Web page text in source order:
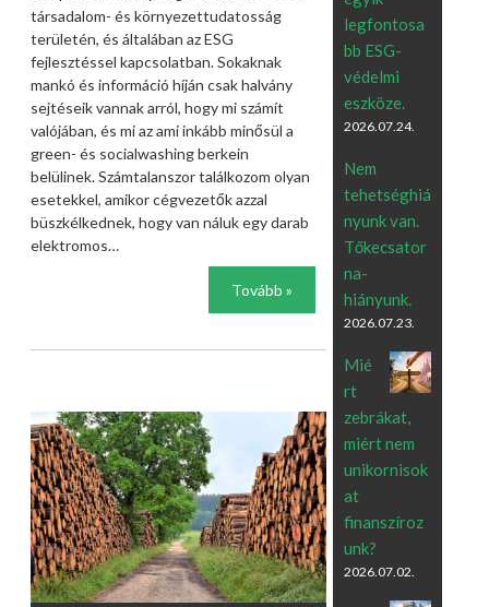
társadalom- és környezettudatosság
területén, és általában az ESG
fejlesztéssel kapcsolatban. Sokaknak
mankó és információ híján csak halvány
sejtéseik vannak arról, hogy mi számít
valójában, és mi az ami inkább minősül a
green- és socialwashing berkein
belülinek. Számtalanszor találkozom olyan
esetekkel, amikor cégvezetők azzal
büszkélkednek, hogy van náluk egy darab
elektromos…
Tovább »
legfontosa
bb ESG-
védelmi
eszköze.
2026.07.24.
Nem
tehetséghiá
nyunk van.
Tőkecsator
na-
hiányunk.
2026.07.23.
Mié
rt
zebrákat,
miért nem
unikornisok
at
finanszíroz
unk?
2026.07.02.